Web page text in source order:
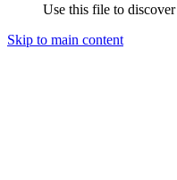
Use this file to
Skip to main content